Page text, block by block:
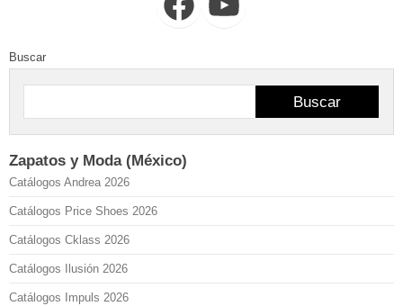
FacebookYouTube
Buscar
Buscar
Zapatos y Moda (México)
Catálogos Andrea 2026
Catálogos Price Shoes 2026
Catálogos Cklass 2026
Catálogos Ilusión 2026
Catálogos Impuls 2026